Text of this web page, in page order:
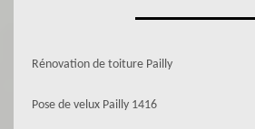
Rénovation de toiture Pailly
Pose de velux Pailly 1416